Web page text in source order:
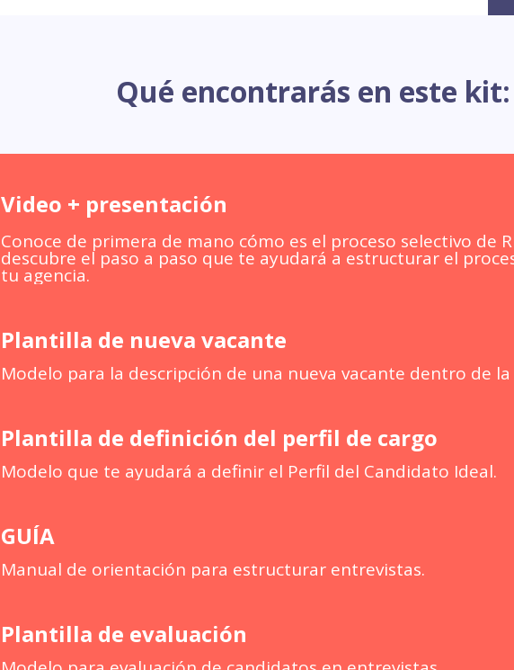
Qué encontrarás en este kit:
Video + presentación
Conoce de primera de mano cómo es el proceso selectivo de
descubre el paso a paso que te ayudará a estructurar el
tu agencia.
Plantilla de nueva vacante
Modelo para la descripción de una nueva vacante dentro de la
Plantilla de definición del perfil de cargo
Modelo que te ayudará a definir el Perfil del Candidato Ideal.
GUÍA
Manual de orientación para estructurar entrevistas.
Plantilla de evaluación